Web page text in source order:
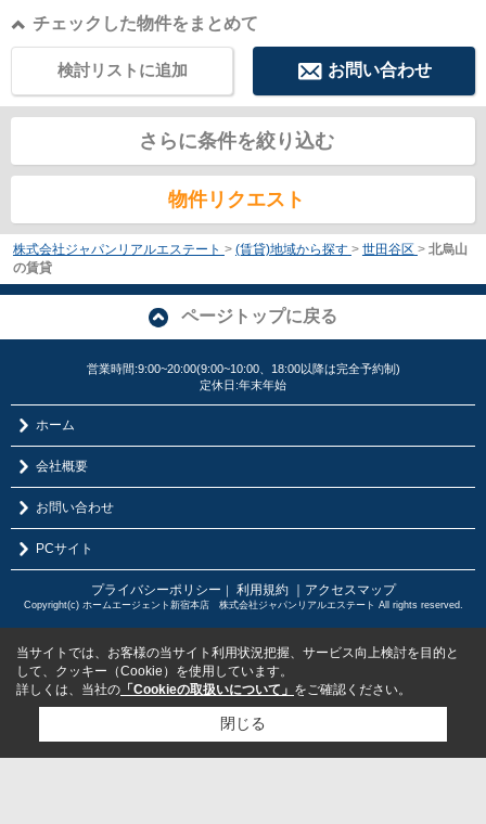
チェックした物件をまとめて
お問い合わせ
検討リストに追加
さらに条件を絞り込む
物件リクエスト
株式会社ジャパンリアルエステート > (賃貸)地域から探す > 世田谷区 > 北烏山
の賃貸
ページトップに戻る
営業時間:9:00~20:00(9:00~10:00、18:00以降は完全予約制)
定休日:年末年始
ホーム
会社概要
お問い合わせ
PCサイト
プライバシーポリシー ｜ 利用規約 ｜アクセスマップ
Copyright(c) ホームエージェント新宿本店 株式会社ジャパンリアルエステート All rights reserved.
当サイトでは、お客様の当サイト利用状況把握、サービス向上検討を目的と
して、クッキー（Cookie）を使用しています。
詳しくは、当社の 「Cookieの取扱いについて」 をご確認ください。
閉じる